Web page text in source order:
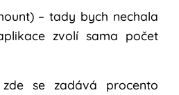
– tady bych nechala
zvolí sama počet
se zadává procento